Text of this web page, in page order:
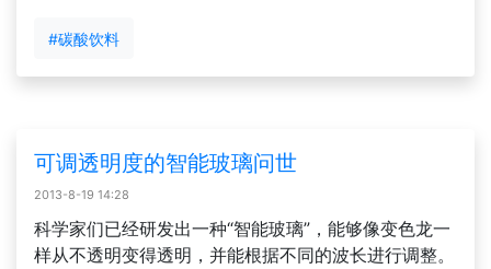
#碳酸饮料
可调透明度的智能玻璃问世
2013-8-19 14:28
科学家们已经研发出一种“智能玻璃”，能够像变色龙一
样从不透明变得透明，并能根据不同的波长进行调整。